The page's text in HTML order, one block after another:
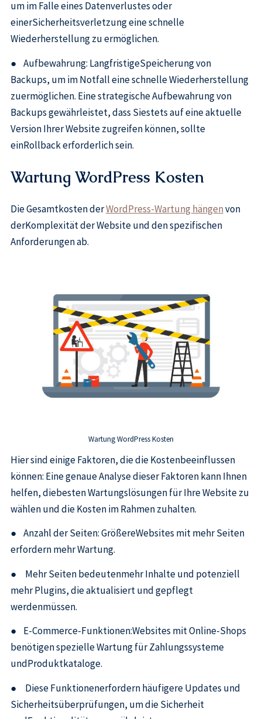
um im Falle eines Datenverlustes oder
einerSicherheitsverletzung eine schnelle
Wiederherstellung zu ermöglichen.
● Aufbewahrung: LangfristigeSpeicherung von
Backups, um im Notfall eine schnelle Wiederherstellung
zuermöglichen. Eine strategische Aufbewahrung von
Backups gewährleistet, dass Siestets auf eine aktuelle
Version Ihrer Website zugreifen können, sollte
einRollback erforderlich sein.
Wartung WordPress Kosten
Die Gesamtkosten derWordPress-Wartung hängenvon
derKomplexität der Website und den spezifischen
Anforderungen ab.
Wartung WordPress Kosten
Hier sind einige Faktoren, die die Kostenbeeinflussen
können: Eine genaue Analyse dieser Faktoren kann Ihnen
helfen, diebesten Wartungslösungen für Ihre Website zu
wählen und die Kosten im Rahmen zuhalten.
● Anzahl der Seiten: GrößereWebsites mit mehr Seiten
erfordern mehr Wartung.
● Mehr Seiten bedeutenmehr Inhalte und potenziell
mehr Plugins, die aktualisiert und gepflegt
werdenmüssen.
● E-Commerce-Funktionen:Websites mit Online-Shops
benötigen spezielle Wartung für Zahlungssysteme
undProduktkataloge.
● Diese Funktionenerfordern häufigere Updates und
Sicherheitsüberprüfungen, um die Sicherheit